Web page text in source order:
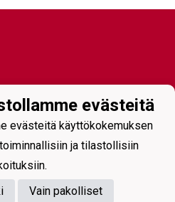
evästeitä
evästeitä käyttökokemuksen
ja tilastollisiin
Vain pakolliset